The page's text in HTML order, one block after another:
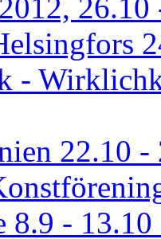
26.10
-
22.10 -
8.9 -